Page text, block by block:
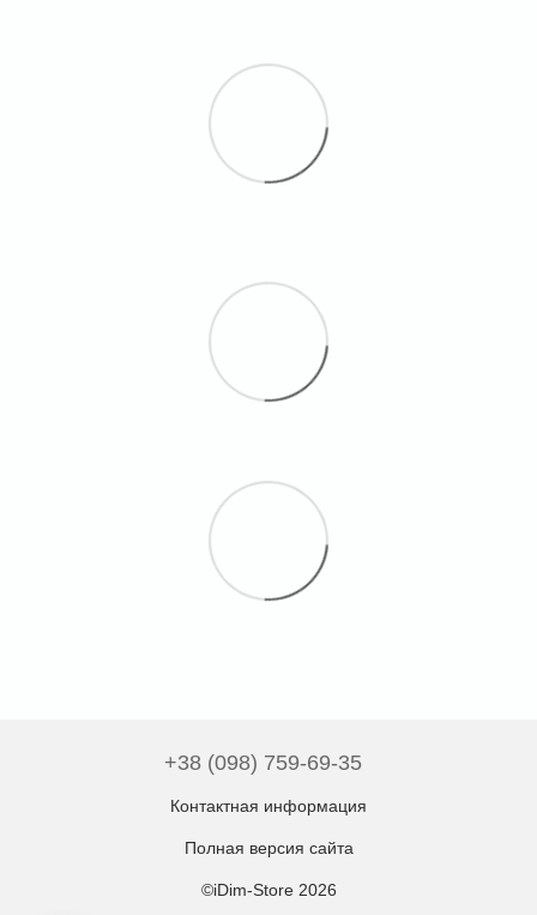
+38 (098) 759-69-35
Контактная информация
Полная версия сайта
©iDim-Store 2026